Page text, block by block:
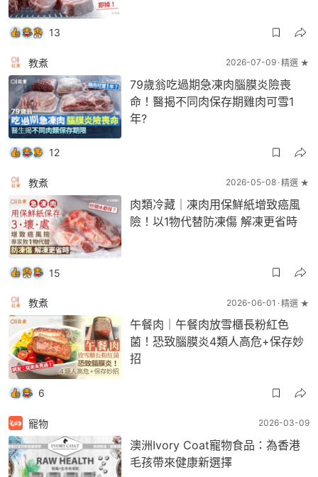
13
教煮 2026-07-09 精選 ★
79歲翁吃過期急凍肉腦膜炎險喪
命！醫揭不同肉保存期雞肉可雪1
年?
12
教煮 2026-05-08 精選 ★
肉類冷藏｜凍肉用保鮮紙增致癌風
險！以1物代替防凍傷 解凍更省時
15
教煮 2026-06-01 精選 ★
午餐肉｜午餐肉放雪櫃長粉紅色
菌！恐致腦膜炎4類人高危+保存妙
招
6
寵物 2026-03-09
澳洲Ivory Coat寵物食品：為香港
毛孩帶來健康新選擇